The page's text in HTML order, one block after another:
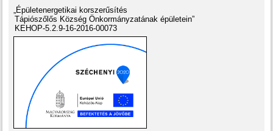
„Épületenergetikai korszerűsítés
Tápiószőlős Község Önkormányzatának épületein”
KEHOP-5.2.9-16-2016-00073